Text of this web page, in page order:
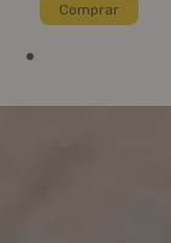
Comprar